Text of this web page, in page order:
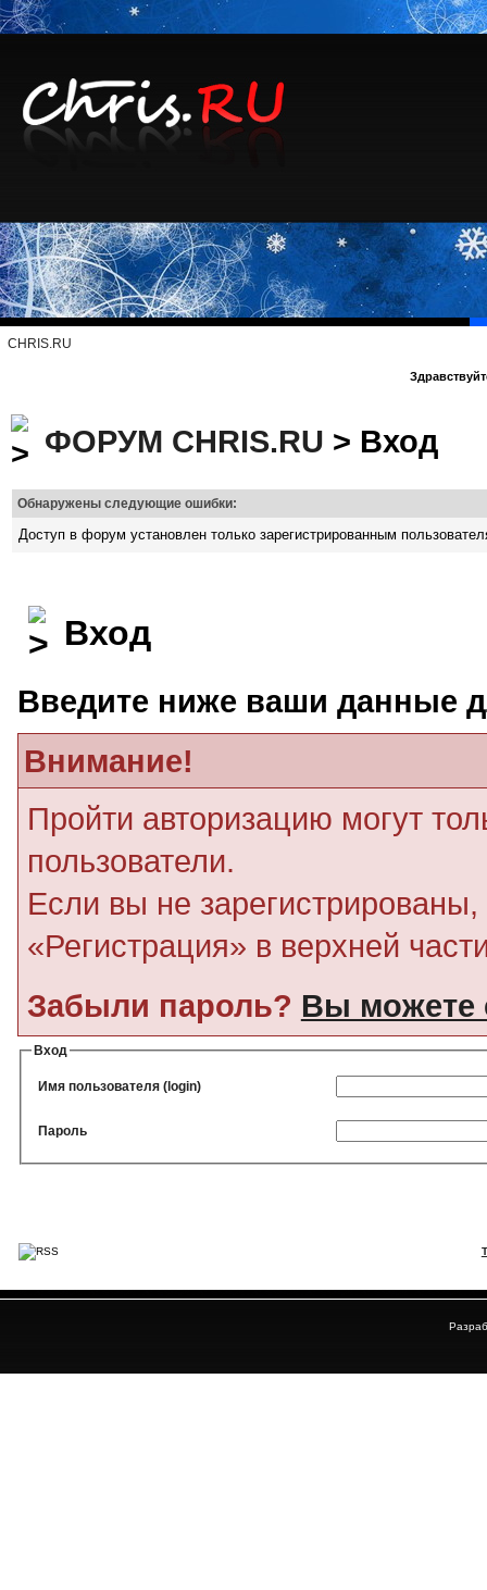
CHRIS.RU
ФОРУМ CHRIS.RU > Вход
Обнаружены следующие ошибки:
Доступ в форум установлен только зарегистрированным
Вход
Введите ниже ваши данные
Внимание!
Пройти авторизацию могут
пользователи.
Если вы не
«Регистрация» в верхней
Забыли пароль? Вы можете
Вход
Имя пользователя (login)
Пароль